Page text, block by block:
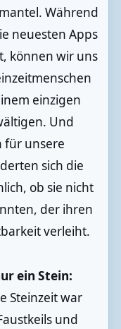
Während
neuesten Apps
können wir uns
einzigen
Und
für unsere
sich die
ob sie nicht
der ihren
verleiht.
ein Stein:
Steinzeit war
und